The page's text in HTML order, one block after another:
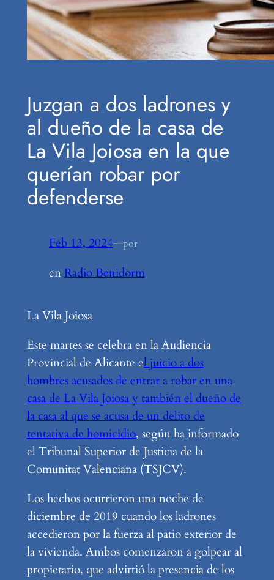
Juzgan a dos ladrones y
al dueño de la casa de
La Vila Joiosa en la que
querían robar por
defenderse
Feb 13, 2024—por
en Radio Benidorm
La Vila Joiosa
Este martes se celebra en la Audiencia
Provincial de Alicante el juicio a dos
hombres acusados de entrar a robar en una
casa de La Vila Joiosa y también el dueño de
la casa al que se acusa de un delito de
tentativa de homicidio, según ha informado
el Tribunal Superior de Justicia de la
Comunitat Valenciana (TSJCV).
Los hechos ocurrieron una noche de
diciembre de 2019 cuando los ladrones
accedieron por la fuerza al patio exterior de
la vivienda. Ambos comenzaron a golpear al
propietario, que advirtió la presencia de los